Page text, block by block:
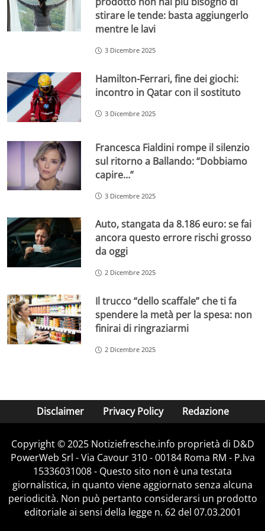
stirare le tende: basta aggiungerlo
mentre le lavi
3 Dicembre 2025
Hamilton-Ferrari, fine dei giochi:
incontro in Qatar con il sostituto
3 Dicembre 2025
Francesca Fialdini rompe il silenzio
sul ritorno a Ballando: “Dobbiamo
capire…”
3 Dicembre 2025
Auto, stangata da 8.186 euro: se fai
ancora questo errore rischi grosso
da oggi
2 Dicembre 2025
Il trucco “dello scaffale” che ti fa
spendere la metà per la spesa: non
finirai di ringraziarmi
2 Dicembre 2025
Disclaimer Privacy Policy Redazione
Copyright © 2025 Notiziefresche.info proprietà di D&D
PowerWeb Srl - Via Cavour 310 - 00184 Roma RM - P.Iva
15336031008 - Questo sito non è una testata
giornalistica, in quanto viene aggiornato senza alcuna
periodicità. Non può pertanto considerarsi un prodotto
editoriale ai sensi della legge n. 62 del 07.03.2001